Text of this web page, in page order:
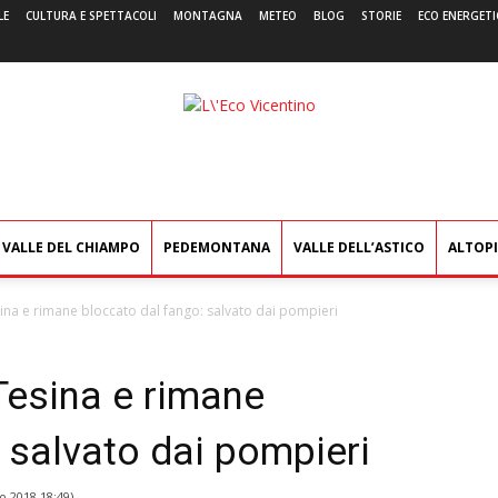
CULTURA E SPETTACOLI MONTAGNA METEO BLOG STORIE ECO
L'Eco
VALLE DEL CHIAMPO PEDEMONTANA VALLE DELL’ASTICO
e rimane bloccato dal fango: salvato dai pompieri
e rimane
dai pompieri